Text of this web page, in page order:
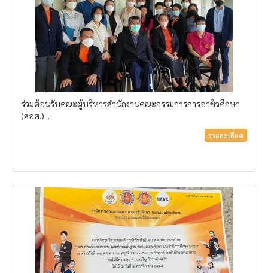
ร่วมต้อนรับคณะผู้บริหารสำนักงานคณะกรรมการการอาชีวศึกษา
(สอศ.)...
รายละเอียด